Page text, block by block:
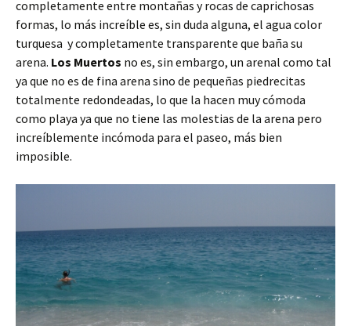
completamente entre montañas y rocas de caprichosas
formas, lo más increíble es, sin duda alguna, el agua color
turquesa y completamente transparente que baña su
arena. Los Muertos no es, sin embargo, un arenal como tal
ya que no es de fina arena sino de pequeñas piedrecitas
totalmente redondeadas, lo que la hacen muy cómoda
como playa ya que no tiene las molestias de la arena pero
increíblemente incómoda para el paseo, más bien
imposible.